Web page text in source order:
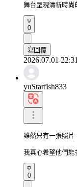
舞台呈現清新時尚
0
寫回覆
2026.07.01 22:31
yuStarfish833
雖然只有一張照片
我真心希望他們能
0